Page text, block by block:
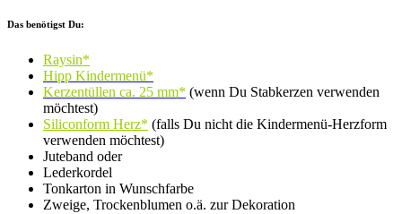
Das benötigst Du:
Raysin*
Hipp Kindermenü*
Kerzentüllen ca. 25 mm* (wenn Du Stabkerzen verwenden
möchtest)
Siliconform Herz* (falls Du nicht die Kindermenü-Herzform
verwenden möchtest)
Juteband oder
Lederkordel
Tonkarton in Wunschfarbe
Zweige, Trockenblumen o.ä. zur Dekoration